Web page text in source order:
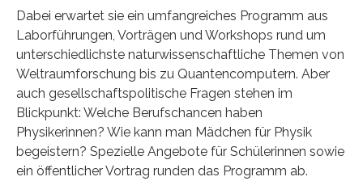
Dabei erwartet sie ein umfangreiches Programm aus
Laborführungen, Vorträgen und Workshops rund um
unterschiedlichste naturwissenschaftliche Themen von
Weltraumforschung bis zu Quantencomputern. Aber
auch gesellschaftspolitische Fragen stehen im
Blickpunkt: Welche Berufschancen haben
Physikerinnen? Wie kann man Mädchen für Physik
begeistern? Spezielle Angebote für Schülerinnen sowie
ein öffentlicher Vortrag runden das Programm ab.